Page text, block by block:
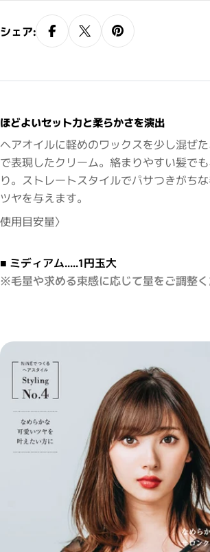
たような質感を、1本で
ム。絡まりやすい髪で
がちな毛先にグロッシ
シェア:
ほどよいセット力と柔らかさを演出
ヘアオイルに軽めのワックスを少し混ぜ
で表現したクリーム。絡まりやすい髪で
り。ストレートスタイルでパサつきがち
ツヤを与えます。
使用目安量〉
■ ミディアム.....1円玉大
※毛量や求める束感に応じて量をご調整く